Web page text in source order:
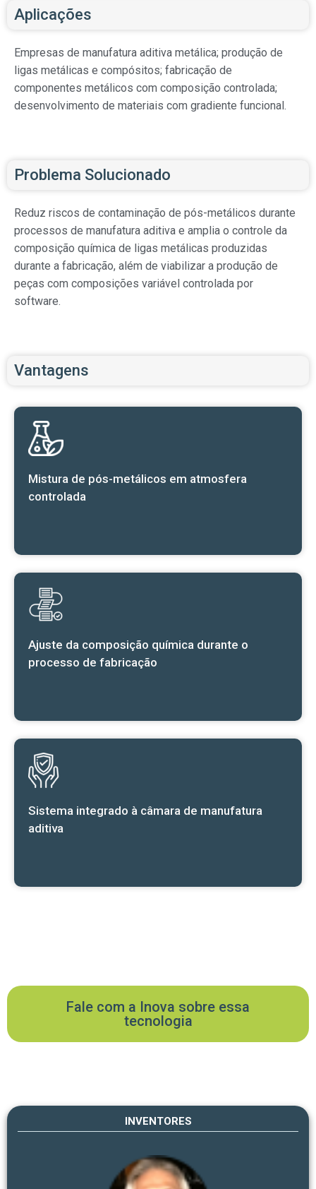
Aplicações
Empresas de manufatura aditiva metálica; produção de
ligas metálicas e compósitos; fabricação de
componentes metálicos com composição controlada;
desenvolvimento de materiais com gradiente funcional.
Problema Solucionado
Reduz riscos de contaminação de pós-metálicos durante
processos de manufatura aditiva e amplia o controle da
composição química de ligas metálicas produzidas
durante a fabricação, além de viabilizar a produção de
peças com composições variável controlada por
software.
Vantagens
Mistura de pós-metálicos em atmosfera
controlada
Ajuste da composição química durante o
processo de fabricação
Sistema integrado à câmara de manufatura
aditiva
Fale com a Inova sobre essa
tecnologia
INVENTORES